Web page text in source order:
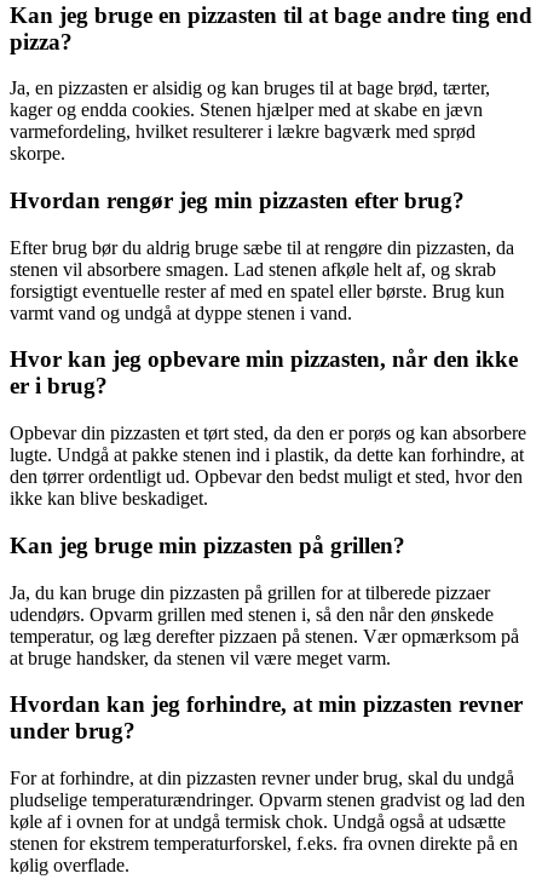
Kan jeg bruge en pizzasten til at bage andre ting end
pizza?
Ja, en pizzasten er alsidig og kan bruges til at bage brød, tærter,
kager og endda cookies. Stenen hjælper med at skabe en jævn
varmefordeling, hvilket resulterer i lækre bagværk med sprød
skorpe.
Hvordan rengør jeg min pizzasten efter brug?
Efter brug bør du aldrig bruge sæbe til at rengøre din pizzasten, da
stenen vil absorbere smagen. Lad stenen afkøle helt af, og skrab
forsigtigt eventuelle rester af med en spatel eller børste. Brug kun
varmt vand og undgå at dyppe stenen i vand.
Hvor kan jeg opbevare min pizzasten, når den ikke
er i brug?
Opbevar din pizzasten et tørt sted, da den er porøs og kan absorbere
lugte. Undgå at pakke stenen ind i plastik, da dette kan forhindre, at
den tørrer ordentligt ud. Opbevar den bedst muligt et sted, hvor den
ikke kan blive beskadiget.
Kan jeg bruge min pizzasten på grillen?
Ja, du kan bruge din pizzasten på grillen for at tilberede pizzaer
udendørs. Opvarm grillen med stenen i, så den når den ønskede
temperatur, og læg derefter pizzaen på stenen. Vær opmærksom på
at bruge handsker, da stenen vil være meget varm.
Hvordan kan jeg forhindre, at min pizzasten revner
under brug?
For at forhindre, at din pizzasten revner under brug, skal du undgå
pludselige temperaturændringer. Opvarm stenen gradvist og lad den
køle af i ovnen for at undgå termisk chok. Undgå også at udsætte
stenen for ekstrem temperaturforskel, f.eks. fra ovnen direkte på en
kølig overflade.